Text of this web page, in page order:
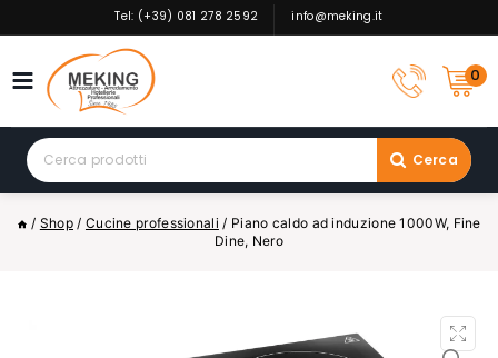
to
Tel: (+39) 081 278 2592 info@meking.it
0
Search
for:
Cerca
/ Shop / Cucine professionali / Piano caldo ad induzione 1000W, Fine
Dine, Nero